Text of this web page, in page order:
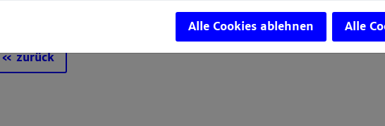
« zurück
Alle Cookies ablehnen Alle